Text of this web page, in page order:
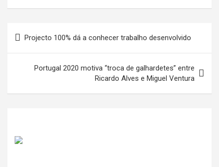
de
Projecto 100% dá a conhecer trabalho desenvolvido
Portugal 2020 motiva “troca de galhardetes” entre
Ricardo Alves e Miguel Ventura